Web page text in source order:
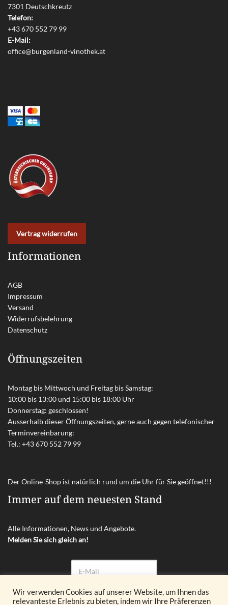
7301 Deutschkreutz
Telefon:
+43 670 552 79 99
E-Mail:
office@burgenland-vinothek.at
Vertrag widerrufen
Informationen
AGB
Impressum
Versand
Widerrufsbelehrung
Datenschutz
Öffnungszeiten
Montag bis Mittwoch und Freitag bis Samstag:
10:00 bis 13:00 und 15:00 bis 18:00 Uhr
Donnerstag: geschlossen!
Ausserhalb dieser Öffnungszeiten, gerne auch gegen telefonischer
Terminvereinbarung:
Tel.: +43 670 552 79 99
Der Online-Shop ist natürlich rund um die Uhr für Sie geöffnet!!!
Immer auf dem neuesten Stand
Alle Informationen, News und Angebote.
Melden Sie sich gleich an!
Abonnieren
Wir verwenden Cookies auf unserer Website, um Ihnen das
relevanteste Erlebnis zu bieten, indem wir Ihre Präferenzen